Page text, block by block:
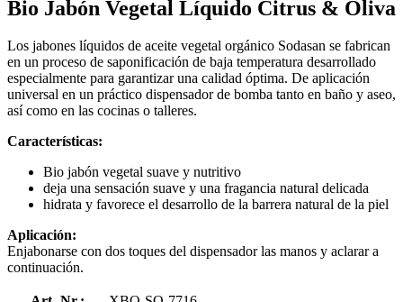
Bio Jabón Vegetal Líquido Citrus & Oliva
Los jabones líquidos de aceite vegetal orgánico Sodasan se fabrican
en un proceso de saponificación de baja temperatura desarrollado
especialmente para garantizar una calidad óptima. De aplicación
universal en un práctico dispensador de bomba tanto en baño y aseo,
así como en las cocinas o talleres.
Características:
Bio jabón vegetal suave y nutritivo
deja una sensación suave y una fragancia natural delicada
hidrata y favorece el desarrollo de la barrera natural de la piel
Aplicación:
Enjabonarse con dos toques del dispensador las manos y aclarar a
continuación.